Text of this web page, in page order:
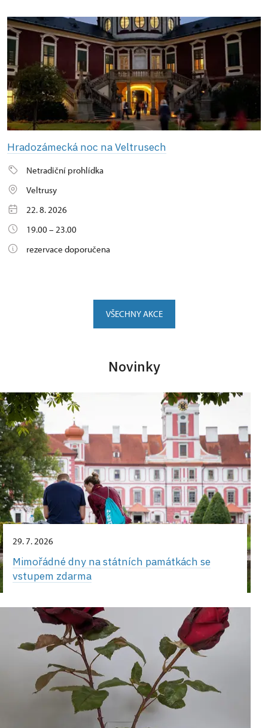
Hradozámecká noc na Veltrusech
Netradiční prohlídka
Veltrusy
22. 8. 2026
19.00 – 23.00
rezervace doporučena
VŠECHNY AKCE
Novinky
29. 7. 2026
Mimořádné dny na státních památkách se
vstupem zdarma